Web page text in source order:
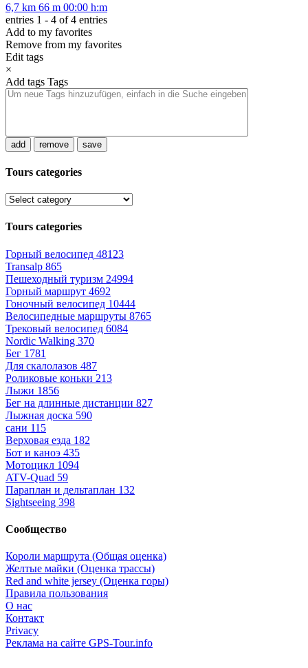
6,7 km 66 m 00:00 h:m
entries 1 - 4 of 4 entries
Add to my favorites
Remove from my favorites
Edit tags
×
Add tags Tags
add remove save
Tours categories
Tours categories
Горный велосипед 48123
Transalp 865
Пешеходный туризм 24994
Горный маршрут 4692
Гоночный велосипед 10444
Велосипедные маршруты 8765
Трековый велосипед 6084
Nordic Walking 370
Бег 1781
Для скалолазов 487
Роликовые коньки 213
Лыжи 1856
Бег на длинные дистанции 827
Лыжная доска 590
сани 115
Верховая езда 182
Бот и каноэ 435
Мотоцикл 1094
ATV-Quad 59
Параплан и дельтаплан 132
Sightseeing 398
Сообщество
Короли маршрута (Общая оценка)
Желтые майки (Оценка трассы)
Red and white jersey (Оценка горы)
Правила пользования
О нас
Контакт
Privacy
Реклама на сайте GPS-Tour.info